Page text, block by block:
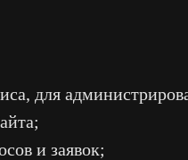
для
и заявок;